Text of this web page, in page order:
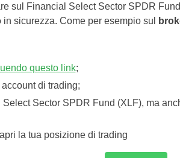
sul Financial Select Sector SPDR
sicurezza. Come per esempio sul
questo link;
di trading;
Select Sector SPDR Fund (XLF), ma
la tua posizione di trading